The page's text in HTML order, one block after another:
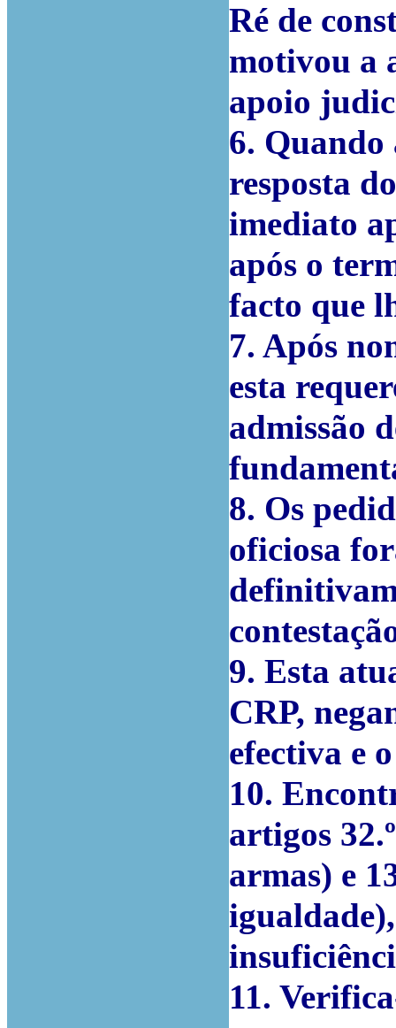
Ré de
motivou a
apoio
6. Quando
resposta
imediato
após o
facto que
7. Após
esta
admissão
8. Os
oficiosa
9. Esta
CRP,
efectiva e
10.
artigos
armas) e
11.